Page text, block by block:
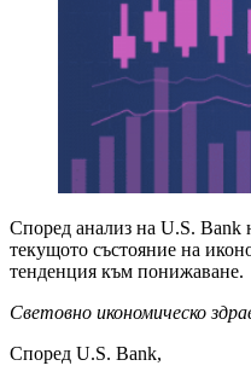
Според анализ на U.S. Bank
текущото състояние на
тенденция към понижаване.
Световно икономическо
Според U.S. Bank,